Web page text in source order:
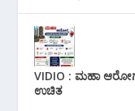
VIDIO : ಮಹಾ
ಉಚಿತ